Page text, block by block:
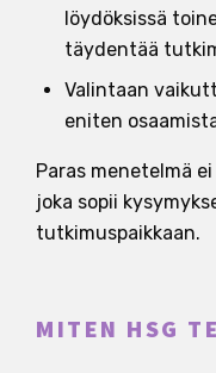
löydöksissä
täydentää
Valintaan
eniten
Paras menetelmä
joka sopii
tutkimuspaikkaan.
MITEN HSG